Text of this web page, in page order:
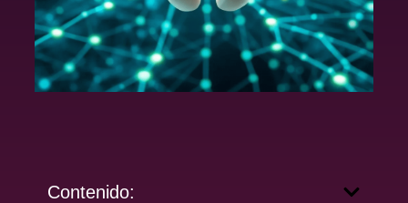
Contenido: